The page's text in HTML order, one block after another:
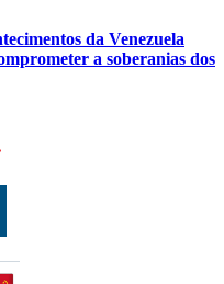
da Venezuela
a soberanias dos